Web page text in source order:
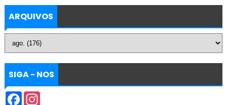
ARQUIVOS
SIGA - NOS
F
I